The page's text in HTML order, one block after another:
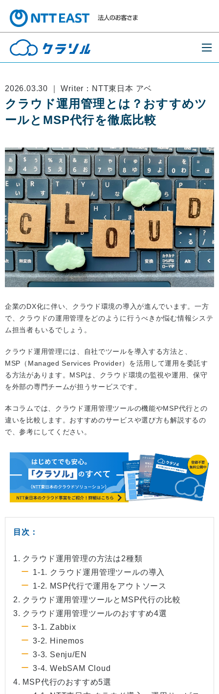
2026.03.30 ｜ Writer：NTT東日本 アベ
クラウド運用管理とは？おすすめツ
ールとMSP代行を徹底比較
企業のDX化に伴い、クラウド環境の導入が進んでいます。一方
で、クラウドの運用管理をどのように行うべきか悩む情報システ
ム担当者もいるでしょう。
クラウド運用管理には、自社でツールを導入する方法と、
MSP（Managed Services Provider）を活用して運用を委託す
る方法があります。MSPは、クラウド環境の監視や運用、保守
を外部の専門チームが担うサービスです。
本コラムでは、クラウド運用管理ツールの機能やMSP代行との
違いを比較します。おすすめのサービスや選び方も解説するの
で、参考にしてください。
目次：
1. クラウド運用管理の方法は2種類
1-1. クラウド運用管理ツールの導入
1-2. MSP代行で運用をアウトソース
2. クラウド運用管理ツールとMSP代行の比較
3. クラウド運用管理ツールのおすすめ4選
3-1. Zabbix
3-2. Hinemos
3-3. Senju/EN
3-4. WebSAM Cloud
4. MSP代行のおすすめ5選